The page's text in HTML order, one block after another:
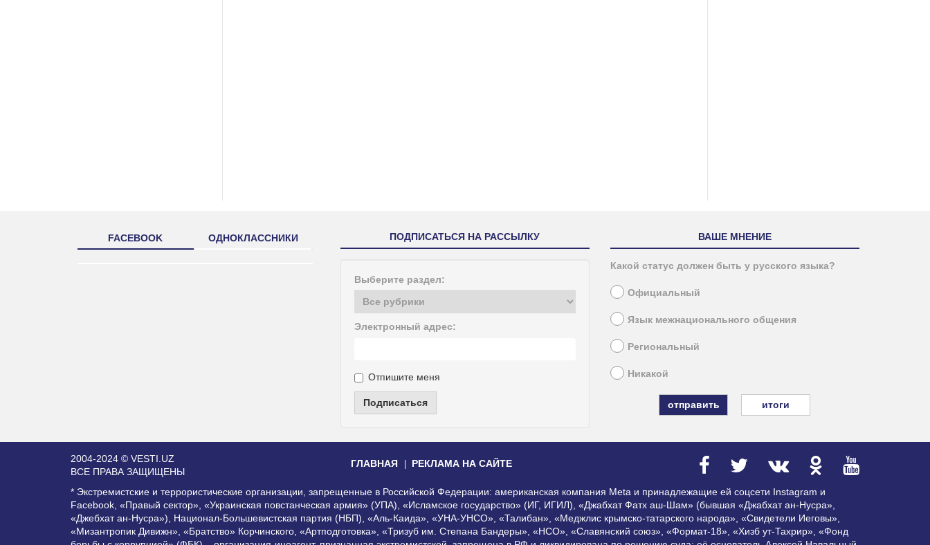
FACEBOOK ОДНОКЛАССНИКИ ПОДПИСАТЬСЯ НА РАССЫЛКУ
Выберите раздел:
Электронный адрес:
Отпишите меня
Подписаться
ВАШЕ МНЕНИЕ
Какой статус должен быть у русского языка?
Официальный
Язык межнационального общения
Региональный
Никакой
итоги
2004-2024 © VESTI.UZ
ВСЕ ПРАВА ЗАЩИЩЕНЫ
ГЛАВНАЯ РЕКЛАМА НА САЙТЕ
* Экстремистские и террористические организации, запрещенные в Российской Федерации: американская компания Meta и принадлежащие ей соцсети Instagram и
Facebook, «Правый сектор», «Украинская повстанческая армия» (УПА), «Исламское государство» (ИГ, ИГИЛ), «Джабхат Фатх аш-Шам» (бывшая «Джабхат ан-Нусра»,
«Джебхат ан-Нусра»), Национал-Большевистская партия (НБП), «Аль-Каида», «УНА-УНСО», «Талибан», «Меджлис крымско-татарского народа», «Свидетели Иеговы»,
«Мизантропик Дивижн», «Братство» Корчинского, «Артподготовка», «Тризуб им. Степана Бандеры», «НСО», «Славянский союз», «Формат-18», «Хизб ут-Тахрир», «Фонд